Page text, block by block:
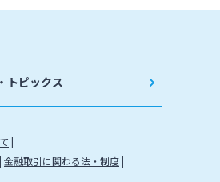
トピックス
金融取引に関わる法・制度